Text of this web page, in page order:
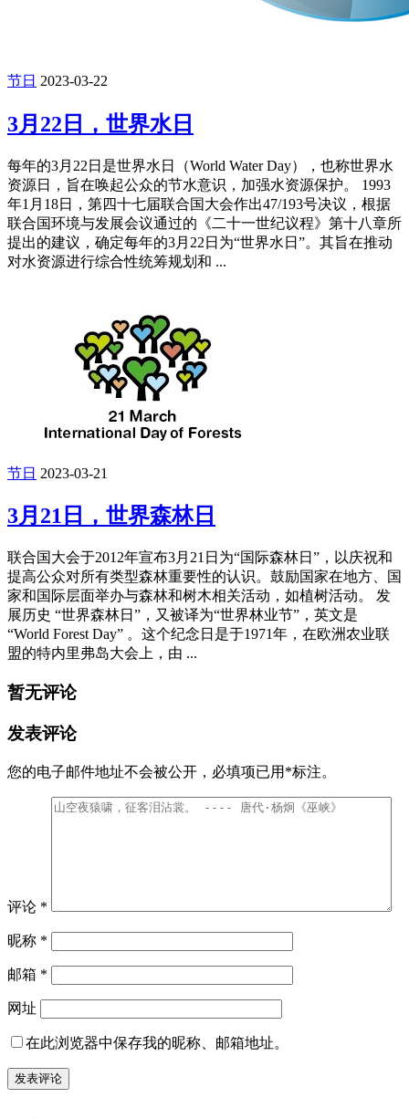
节日 2023-03-22
3月22日，世界水日
每年的3月22日是世界水日（World Water Day），也称世界水
资源日，旨在唤起公众的节水意识，加强水资源保护。 1993
年1月18日，第四十七届联合国大会作出47/193号决议，根据
联合国环境与发展会议通过的《二十一世纪议程》第十八章所
提出的建议，确定每年的3月22日为“世界水日”。其旨在推动
对水资源进行综合性统筹规划和 ...
节日 2023-03-21
3月21日，世界森林日
联合国大会于2012年宣布3月21日为“国际森林日”，以庆祝和
提高公众对所有类型森林重要性的认识。鼓励国家在地方、国
家和国际层面举办与森林和树木相关活动，如植树活动。 发
展历史 “世界森林日”，又被译为“世界林业节”，英文是
“World Forest Day” 。这个纪念日是于1971年，在欧洲农业联
盟的特内里弗岛大会上，由 ...
暂无评论
发表评论
您的电子邮件地址不会被公开， 必填项已用 *标注。
评论 *
昵称 *
邮箱 *
网址
在此浏览器中保存我的昵称、邮箱地址。